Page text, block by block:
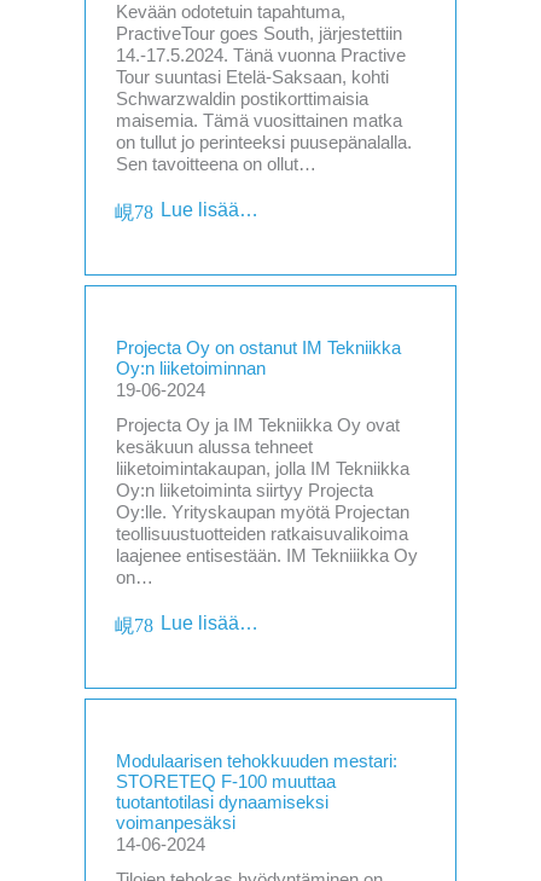
Kevään odotetuin tapahtuma,
PractiveTour goes South, järjestettiin
14.-17.5.2024. Tänä vuonna Practive
Tour suuntasi Etelä-Saksaan, kohti
Schwarzwaldin postikorttimaisia
maisemia. Tämä vuosittainen matka
on tullut jo perinteeksi puusepänalalla.
Sen tavoitteena on ollut…
Lue lisää…
Projecta Oy on ostanut IM Tekniikka
Oy:n liiketoiminnan
19-06-2024
Projecta Oy ja IM Tekniikka Oy ovat
kesäkuun alussa tehneet
liiketoimintakaupan, jolla IM Tekniikka
Oy:n liiketoiminta siirtyy Projecta
Oy:lle. Yrityskaupan myötä Projectan
teollisuustuotteiden ratkaisuvalikoima
laajenee entisestään. IM Tekniiikka Oy
on…
Lue lisää…
Modulaarisen tehokkuuden mestari:
STORETEQ F-100 muuttaa
tuotantotilasi dynaamiseksi
voimanpesäksi
14-06-2024